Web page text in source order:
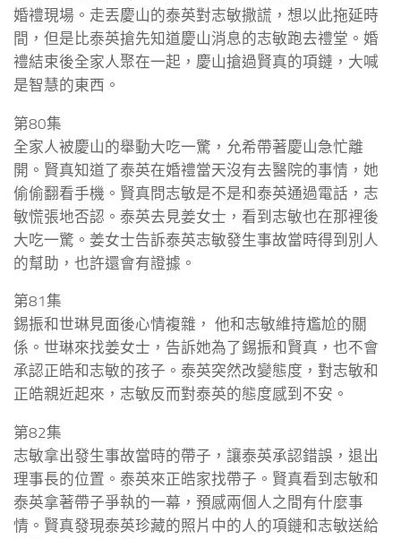
婚禮現場。走丟慶山的泰英對志敏撒謊，想以此拖延時
間，但是比泰英搶先知道慶山消息的志敏跑去禮堂。婚
禮結束後全家人聚在一起，慶山搶過賢真的項鏈，大喊
是智慧的東西。
第80集
全家人被慶山的舉動大吃一驚，允希帶著慶山急忙離
開。賢真知道了泰英在婚禮當天沒有去醫院的事情，她
偷偷翻看手機。賢真問志敏是不是和泰英通過電話，志
敏慌張地否認。泰英去見姜女士，看到志敏也在那裡後
大吃一驚。姜女士告訴泰英志敏發生事故當時得到別人
的幫助，也許還會有證據。
第81集
錫振和世琳見面後心情複雜， 他和志敏維持尷尬的關
係。世琳來找姜女士，告訴她為了錫振和賢真，也不會
承認正皓和志敏的孩子。泰英突然改變態度，對志敏和
正皓親近起來，志敏反而對泰英的態度感到不安。
第82集
志敏拿出發生事故當時的帶子，讓泰英承認錯誤，退出
理事長的位置。泰英來正皓家找帶子。賢真看到志敏和
泰英拿著帶子爭執的一幕，預感兩個人之間有什麼事
情。賢真發現泰英珍藏的照片中的人的項鏈和志敏送給